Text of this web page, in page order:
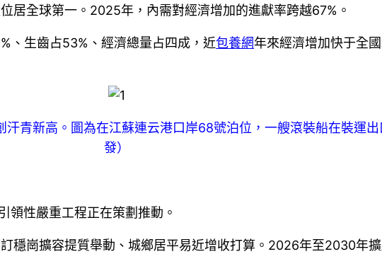
居全球第一。2025年，內需對經濟增加的進獻率跨越67%。
、生齒占53%、經濟總量占四成，近包養網年來經濟增加快于全
青新高。圖為在江蘇連云港口岸68號泊位，一艘滾裝船在裝運
發）
領性嚴重工程正在策劃推動。
穩崗擴容提質舉動、城鄉居平易近增收打算。2026年至2030年